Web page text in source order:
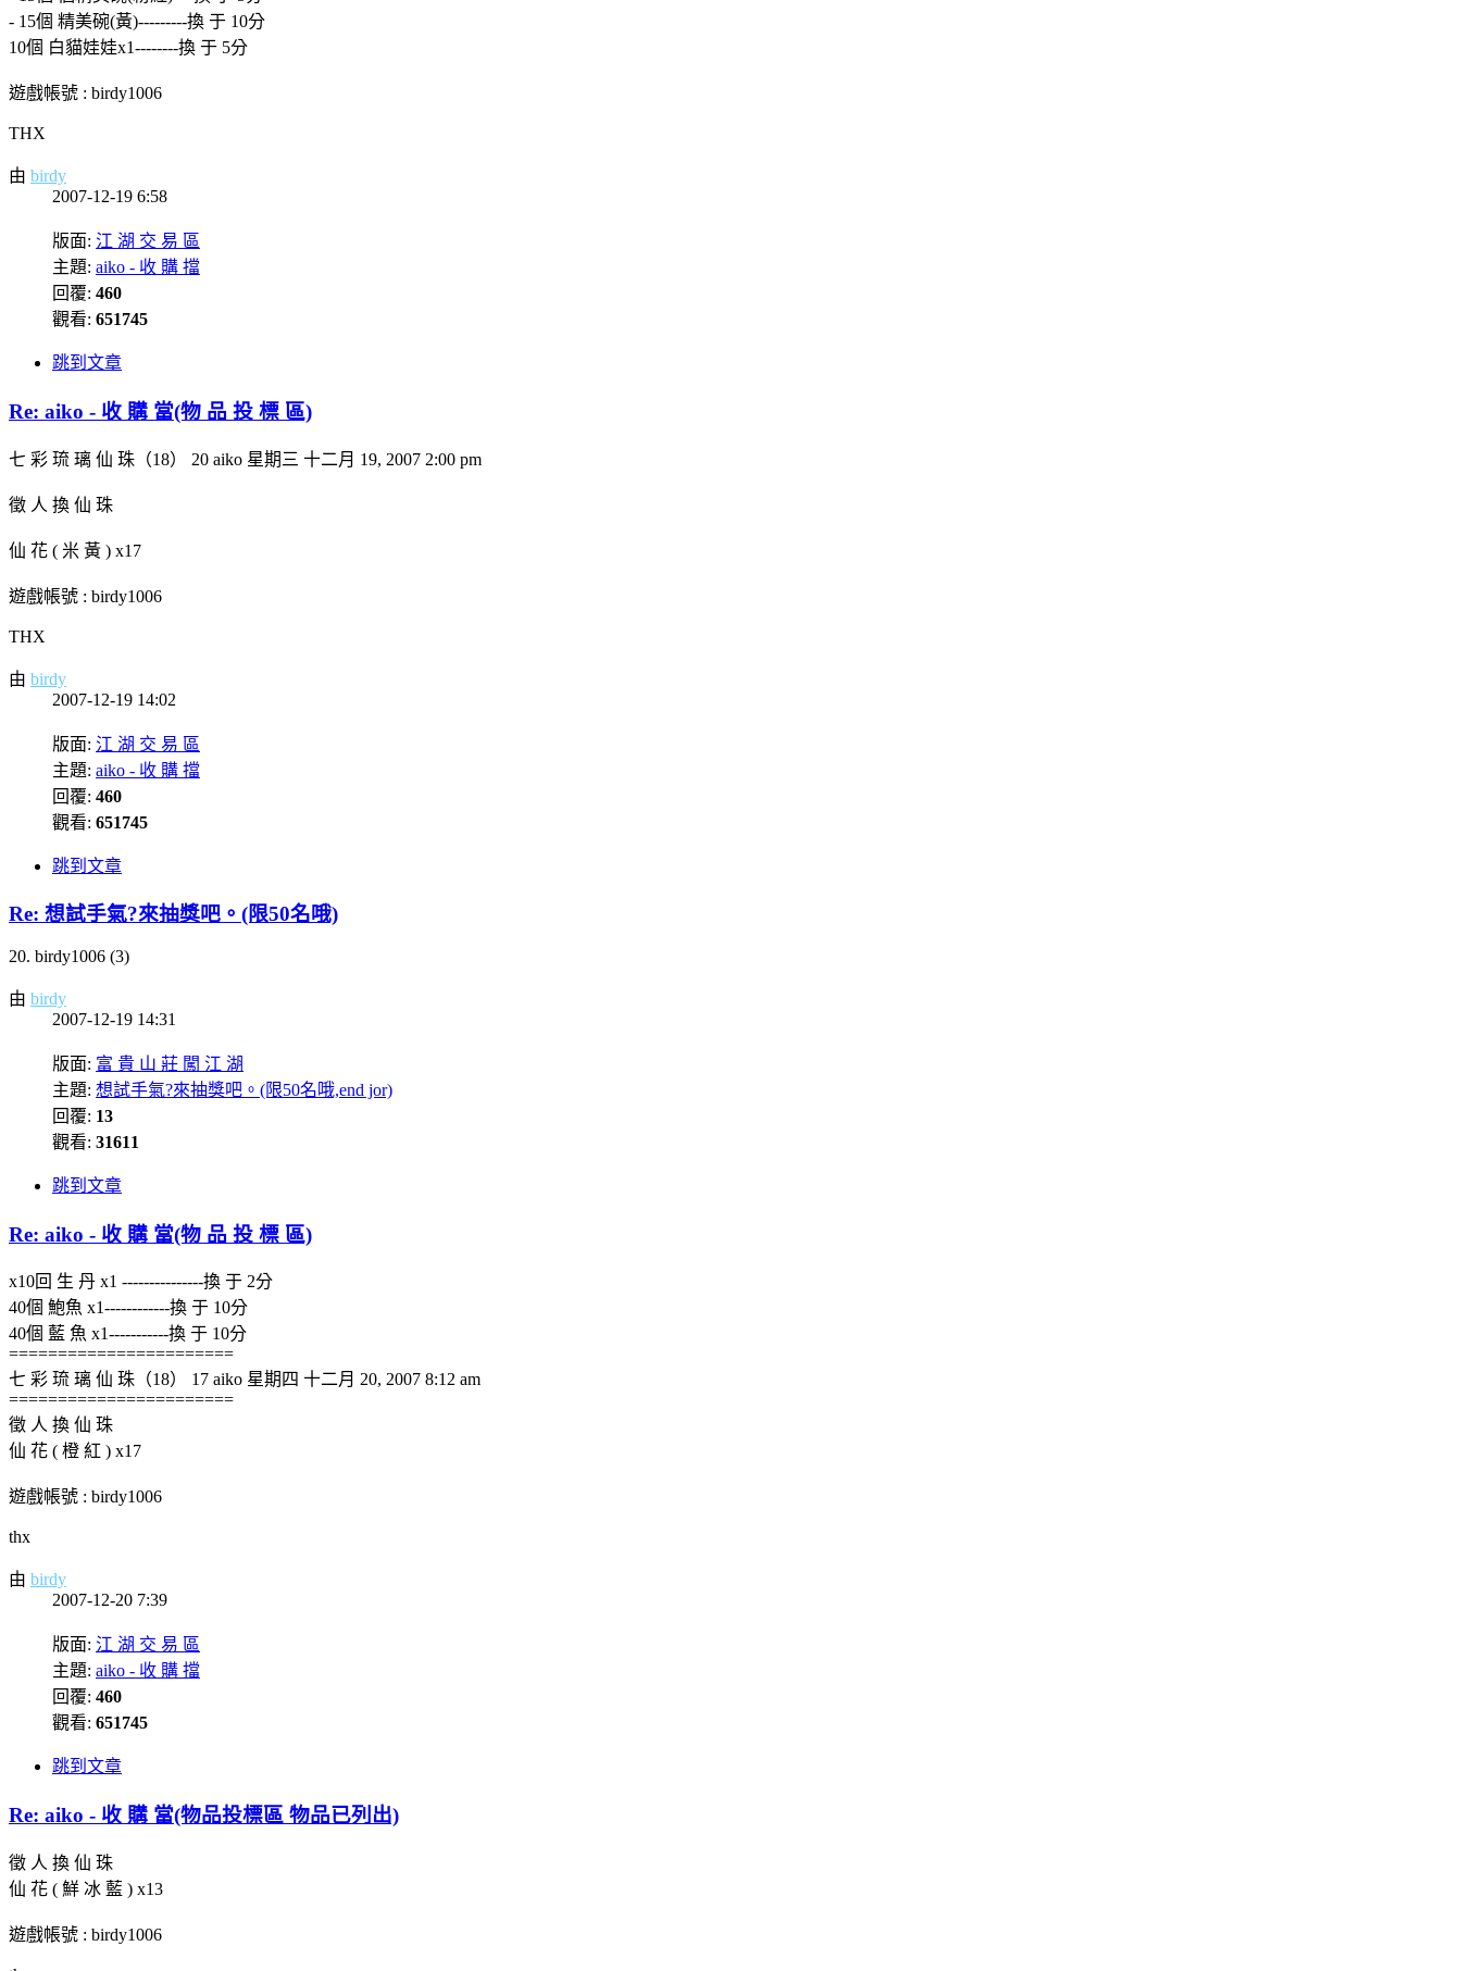
- 15個 精美碗(黃)---------換 于 10分
10個 白貓娃娃x1--------換 于 5分
遊戲帳號 : birdy1006
THX
由 birdy
2007-12-19 6:58
版面: 江 湖 交 易 區
主題: aiko - 收 購 擋
回覆: 460
觀看: 651745
跳到文章
Re: aiko - 收 購 當(物 品 投 標 區)
七 彩 琉 璃 仙 珠（18） 20 aiko 星期三 十二月 19, 2007 2:00 pm
徵 人 換 仙 珠
仙 花 ( 米 黃 ) x17
遊戲帳號 : birdy1006
THX
由 birdy
2007-12-19 14:02
版面: 江 湖 交 易 區
主題: aiko - 收 購 擋
回覆: 460
觀看: 651745
跳到文章
Re: 想試手氣?來抽獎吧。(限50名哦)
20. birdy1006 (3)
由 birdy
2007-12-19 14:31
版面: 富 貴 山 莊 闖 江 湖
主題: 想試手氣?來抽獎吧。(限50名哦,end jor)
回覆: 13
觀看: 31611
跳到文章
Re: aiko - 收 購 當(物 品 投 標 區)
x10回 生 丹 x1 ---------------換 于 2分
40個 鮑魚 x1------------換 于 10分
40個 藍 魚 x1-----------換 于 10分
=======================
七 彩 琉 璃 仙 珠（18） 17 aiko 星期四 十二月 20, 2007 8:12 am
=======================
徵 人 換 仙 珠
仙 花 ( 橙 紅 ) x17
遊戲帳號 : birdy1006
thx
由 birdy
2007-12-20 7:39
版面: 江 湖 交 易 區
主題: aiko - 收 購 擋
回覆: 460
觀看: 651745
跳到文章
Re: aiko - 收 購 當(物品投標區 物品已列出)
徵 人 換 仙 珠
仙 花 ( 鮮 冰 藍 ) x13
遊戲帳號 : birdy1006